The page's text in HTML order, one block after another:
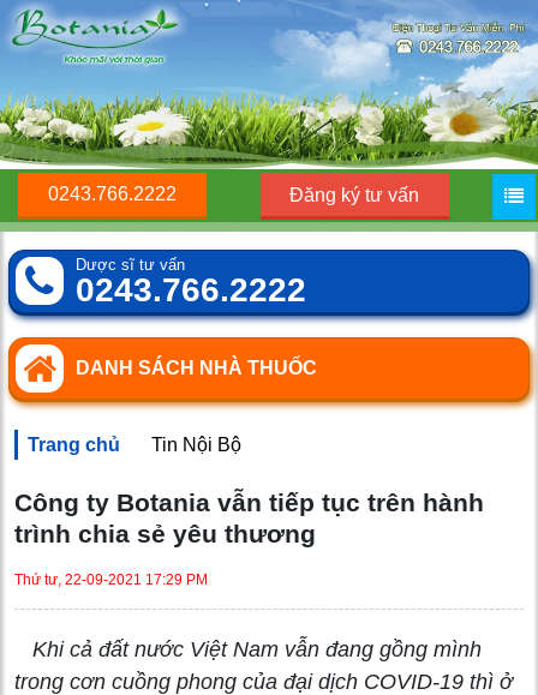
0243.766.2222 Đăng ký tư vấn
Dược sĩ tư vấn
0243.766.2222
DANH SÁCH NHÀ THUỐC
Trang chủ Tin Nội Bộ
Công ty Botania vẫn tiếp tục trên hành
trình chia sẻ yêu thương
Thứ tư, 22-09-2021 17:29 PM
Khi cả đất nước Việt Nam vẫn đang gồng mình
trong cơn cuồng phong của đại dịch COVID-19 thì ở